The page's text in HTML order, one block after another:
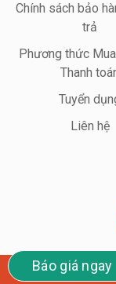
Báo giá ngay
Chính sách bảo
trả
Phương thức
Thanh
Tuyển
Liên hệ
Wego Uniform –